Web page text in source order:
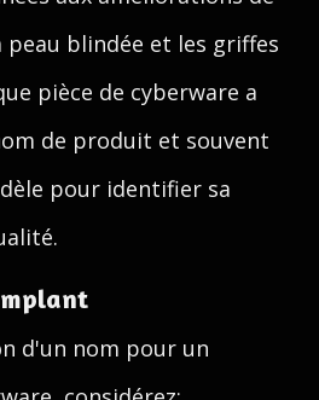
blindée et les griffes
pièce de cyberware a
de produit et souvent
pour identifier sa
d'un nom pour un